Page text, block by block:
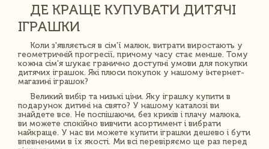
ДЕ КРАЩЕ КУПУВАТИ ДИТЯЧІ
ІГРАШКИ
Коли з'являється в сім'ї малюк, витрати виростають у
геометричній прогресії, причому часу стає менше. Тому
кожна сім'я шукає гранично доступні умови для покупки
дитячих іграшок. Які плюси покупок у нашому інтернет-
магазині іграшок?
Великий вибір та низькі ціни. Яку іграшку купити в
подарунок дитині на свято? У нашому каталозі ви
знайдете все. Не поспішаючи, без криків і плачу малюка,
ви можете спокійно вивчити асортимент і вибрати
найкраще. У нас ви можете купити іграшки дешево і бути
впевненими в їх якості. Ми всі перевіряємо ще раз перед